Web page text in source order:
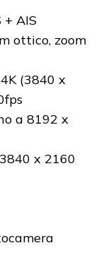
AIS
ottico, zoom
(3840 x
a 8192 x
x 2160